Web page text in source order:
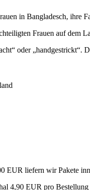
in Bangladesch, ihre
Frauen auf dem
oder „handgestrickt“.
EUR liefern wir Pakete
4,90 EUR pro Bestellung